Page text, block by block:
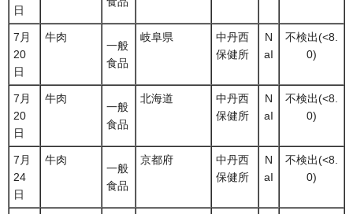
日
7月
20
日
牛肉
一般
食品
岐阜県
中丹西
保健所
N
aI
不検出(<8.
0)
7月
20
日
牛肉
一般
食品
北海道
中丹西
保健所
N
aI
不検出(<8.
0)
7月
24
日
牛肉
一般
食品
京都府
中丹西
保健所
N
aI
不検出(<8.
0)